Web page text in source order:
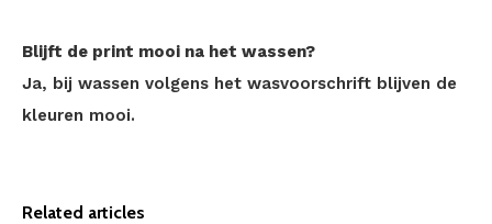
Blijft de print mooi na het wassen?
Ja, bij wassen volgens het wasvoorschrift blijven de
kleuren mooi.
Related articles